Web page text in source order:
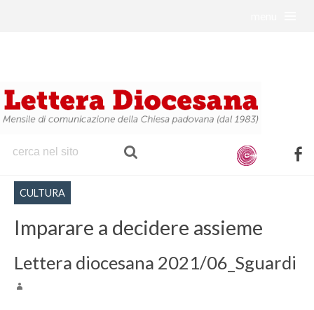
n
CULTURA
Imparare a decidere assieme
Lettera diocesana 2021/06_Sguardi